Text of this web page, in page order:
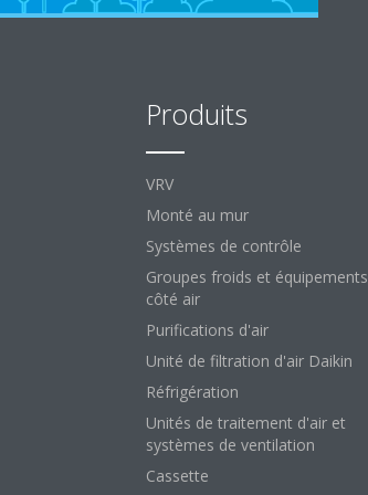
Produits
VRV
Monté au mur
Systèmes de contrôle
Groupes froids et équipements
côté air
Purifications d'air
Unité de filtration d'air Daikin
Réfrigération
Unités de traitement d'air et
systèmes de ventilation
Cassette